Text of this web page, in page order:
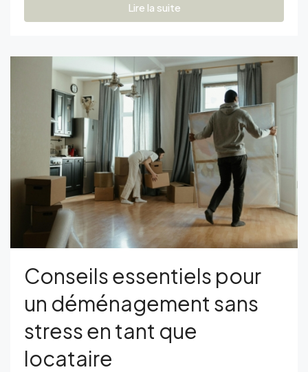
Lire la suite
Conseils essentiels pour
un déménagement sans
stress en tant que
locataire